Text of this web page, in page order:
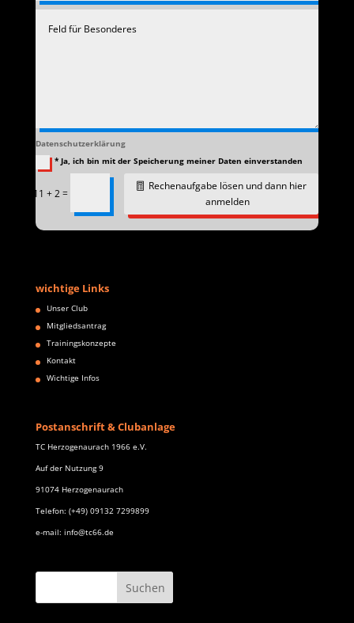
Datenschutzerklärung
* Ja, ich bin mit der Speicherung meiner Daten einverstanden
11 + 2=
Rechenaufgabe lösen und dann hier
anmelden
wichtige Links
Unser Club
Mitgliedsantrag
Trainingskonzepte
Kontakt
Wichtige Infos
Postanschrift & Clubanlage
TC Herzogenaurach 1966 e.V.
Auf der Nutzung 9
91074 Herzogenaurach
Telefon: (+49) 09132 7299899
e-mail: info@tc66.de